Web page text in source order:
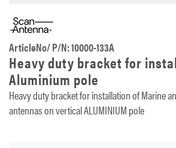
ArticleNo/ P/N: 10000-133A
Heavy duty bracket for
Aluminium pole
Heavy duty bracket for installation of Marine
antennas on vertical ALUMINIUM pole